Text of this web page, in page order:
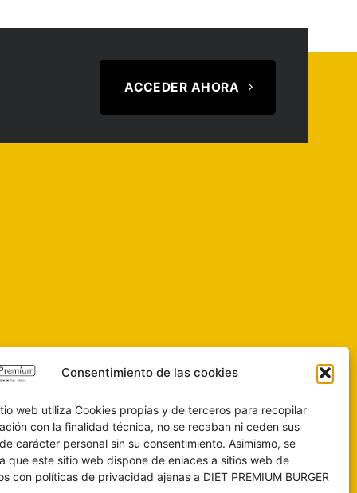
Consentimiento de las cookies
web utiliza Cookies propias y de terceros para recopilar
con la finalidad técnica, no se recaban ni ceden sus
carácter personal sin su consentimiento. Asimismo, se
que este sitio web dispone de enlaces a sitios web de
con políticas de privacidad ajenas a DIET PREMIUM BURGER
ACCEDER AHORA